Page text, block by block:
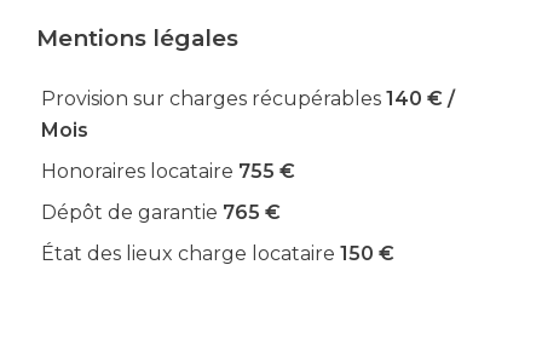
Mentions légales
Provision sur charges récupérables 140 € /
Mois
Honoraires locataire 755 €
Dépôt de garantie 765 €
État des lieux charge locataire 150 €